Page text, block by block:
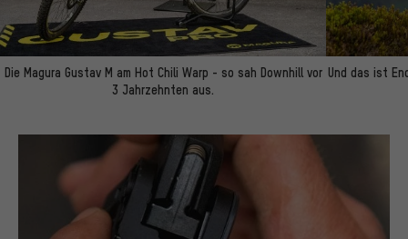
Die Magura Gustav M am Hot Chili Warp - so sah Downhill vor
3 Jahrzehnten aus.
Und das ist